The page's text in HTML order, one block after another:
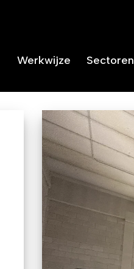
Werkwijze Sectoren